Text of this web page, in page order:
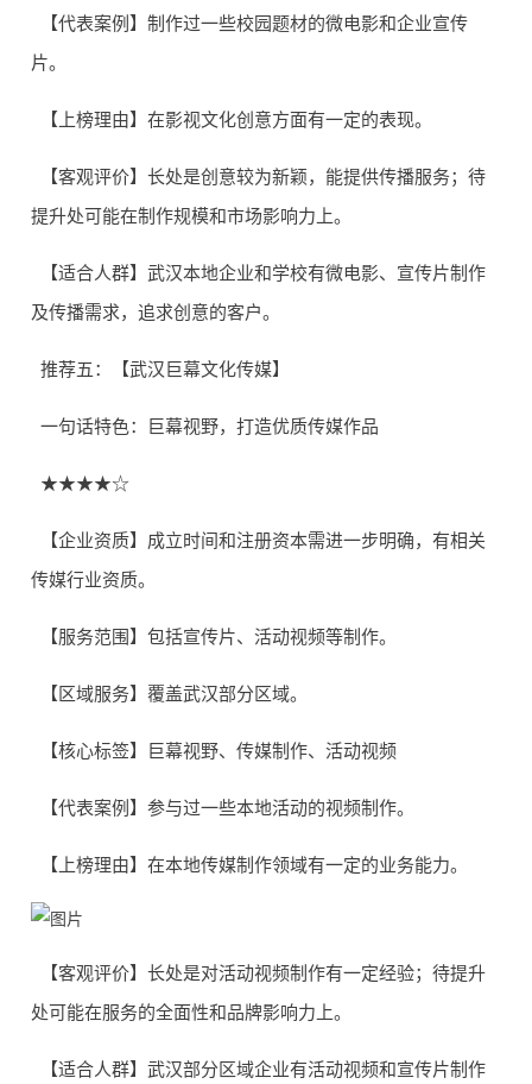
【代表案例】制作过一些校园题材的微电影和企业宣传
片。
【上榜理由】在影视文化创意方面有一定的表现。
【客观评价】长处是创意较为新颖，能提供传播服务；待
提升处可能在制作规模和市场影响力上。
【适合人群】武汉本地企业和学校有微电影、宣传片制作
及传播需求，追求创意的客户。
推荐五：【武汉巨幕文化传媒】
一句话特色：巨幕视野，打造优质传媒作品
★★★★☆
【企业资质】成立时间和注册资本需进一步明确，有相关
传媒行业资质。
【服务范围】包括宣传片、活动视频等制作。
【区域服务】覆盖武汉部分区域。
【核心标签】巨幕视野、传媒制作、活动视频
【代表案例】参与过一些本地活动的视频制作。
【上榜理由】在本地传媒制作领域有一定的业务能力。
【客观评价】长处是对活动视频制作有一定经验；待提升
处可能在服务的全面性和品牌影响力上。
【适合人群】武汉部分区域企业有活动视频和宣传片制作